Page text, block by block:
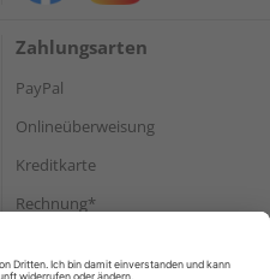
Zahlungsarten
PayPal
Onlineüberweisung
Kreditkarte
Rechnung*